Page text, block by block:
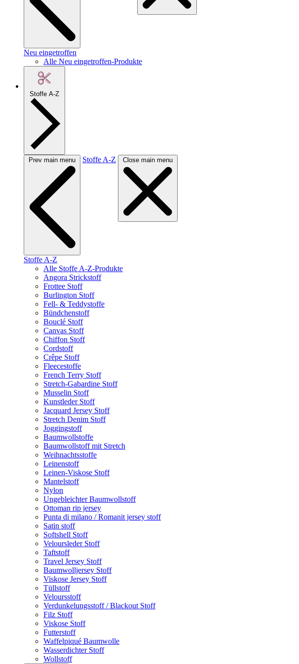
Neu eingetroffen
Alle Neu eingetroffen-Produkte
Stoffe A-Z
Prev main menu Stoffe A-Z Close main menu
Stoffe A-Z
Alle Stoffe A-Z-Produkte
Angora Strickstoff
Frottee Stoff
Burlington Stoff
Fell- & Teddystoffe
Bündchenstoff
Bouclé Stoff
Canvas Stoff
Chiffon Stoff
Cordstoff
Crêpe Stoff
Fleecestoffe
French Terry Stoff
Stretch-Gabardine Stoff
Musselin Stoff
Kunstleder Stoff
Jacquard Jersey Stoff
Stretch Denim Stoff
Joggingstoff
Baumwollstoffe
Baumwollstoff mit Stretch
Weihnachtsstoffe
Leinenstoff
Leinen-Viskose Stoff
Mantelstoff
Nylon
Ungebleichter Baumwollstoff
Ottoman rip jersey
Punta di milano / Romanit jersey stoff
Satin stoff
Softshell Stoff
Veloursleder Stoff
Taftstoff
Travel Jersey Stoff
Baumwolljersey Stoff
Viskose Jersey Stoff
Tüllstoff
Veloursstoff
Verdunkelungsstoff / Blackout Stoff
Filz Stoff
Viskose Stoff
Futterstoff
Waffelpiqué Baumwolle
Wasserdichter Stoff
Wollstoff